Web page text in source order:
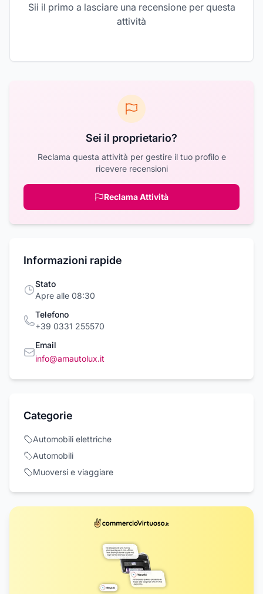
Sii il primo a lasciare una recensione per questa
attività
Sei il proprietario?
Reclama questa attività per gestire il tuo profilo e
ricevere recensioni
Reclama Attività
Informazioni rapide
Stato
Apre alle 08:30
Telefono
+39 0331 255570
Email
info@amautolux.it
Categorie
Automobili elettriche
Automobili
Muoversi e viaggiare